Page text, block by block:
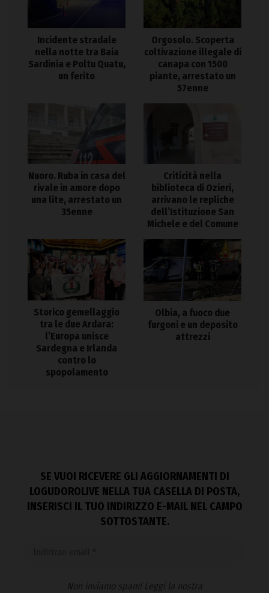
Incidente stradale
nella notte tra Baia
Sardinia e Poltu Quatu,
un ferito
Orgosolo. Scoperta
coltivazione illegale di
canapa con 1500
piante, arrestato un
57enne
Nuoro. Ruba in casa del
rivale in amore dopo
una lite, arrestato un
35enne
Criticità nella
biblioteca di Ozieri,
arrivano le repliche
dell’Istituzione San
Michele e del Comune
Storico gemellaggio
tra le due Ardara:
l’Europa unisce
Sardegna e Irlanda
contro lo
spopolamento
Olbia, a fuoco due
furgoni e un deposito
attrezzi
SE VUOI RICEVERE GLI AGGIORNAMENTI DI
LOGUDOROLIVE NELLA TUA CASELLA DI POSTA,
INSERISCI IL TUO INDIRIZZO E-MAIL NEL CAMPO
SOTTOSTANTE.
Non inviamo spam! Leggi la nostra